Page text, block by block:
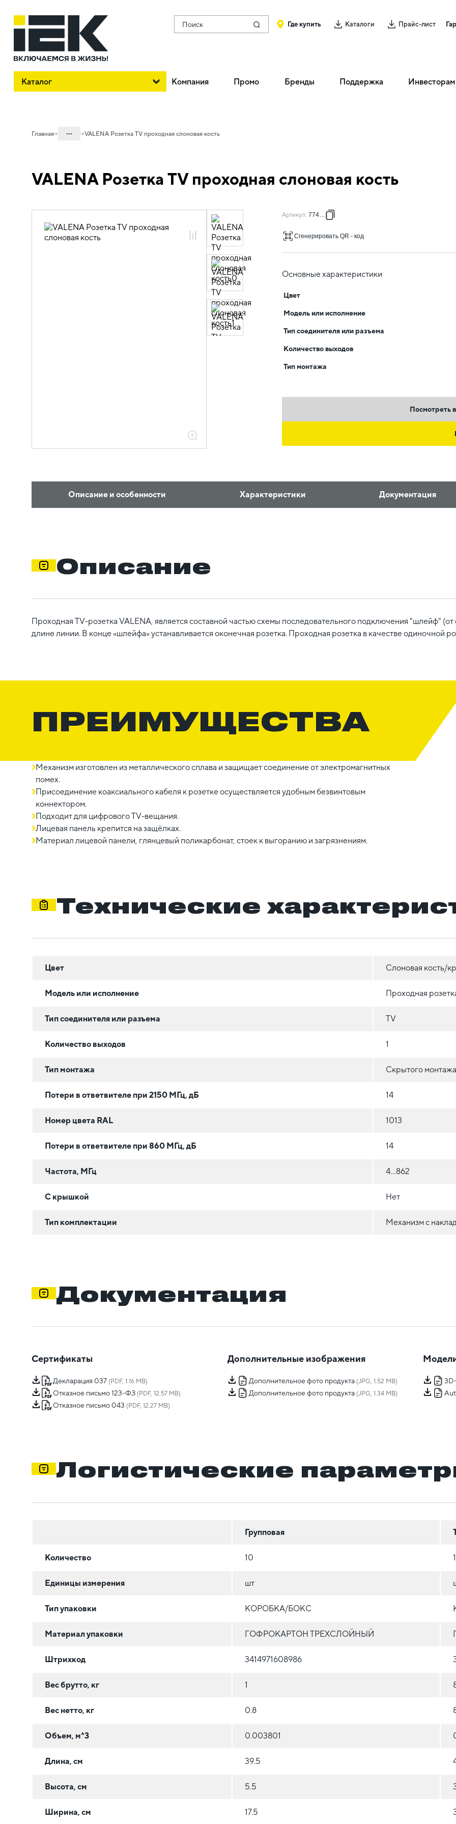
Поиск Где купить Каталоги Прайс-лист
Каталог Компания Промо Бренды Поддержка Инвесторам
Главная ...
06. Изделия электроустановочные,
удлинители и силовые разъемы
изделия скрытого монтажа VALENA
06.01.14.02 ЭУИ VALENA: цвет
VALENA Розетка TV проходная слоновая кость
VALENA Розетка TV проходная слоновая кость
Артикул: 774331
Сгенерировать QR - код
Основные характеристики
Цвет
Модель или исполнение
Тип соединителя или разъема
Количество выходов
Тип монтажа
Посмотреть
Описание и особенности Характеристики Документация
Описание
Проходная TV-розетка VALENA, является составной частью схемы последовательного подключения "шлейф"
длине линии. В конце «шлейфа» устанавливается оконечная розетка. Проходная розетка в качестве одиночной
ПРЕИМУЩЕСТВА
Механизм изготовлен из металлического сплава и защищает соединение от электромагнитных
помех.
Присоединение коаксиального кабеля к розетке осуществляется удобным безвинтовым
коннектором.
Подходит для цифрового TV-вещания.
Лицевая панель крепится на защёлках.
Материал лицевой панели, глянцевый поликарбонат, стоек к выгоранию и загрязнениям.
Технические
Цвет Слоновая кость/
Модель или исполнение Проходная
Тип соединителя или разъема TV
Количество выходов 1
Тип монтажа Скрытого
Потери в ответвителе при 2150 МГц, дБ 14
Номер цвета RAL 1013
Потери в ответвителе при 860 МГц, дБ 14
Частота, МГц 4...862
С крышкой Нет
Тип комплектации Механизм с
Документация
Сертификаты
Декларация 037 (PDF, 1.16 MB)
Отказное письмо 123-ФЗ (PDF, 12.57 MB)
Отказное письмо 043 (PDF, 12.27 MB)
Дополнительные изображения
Дополнительное фото продукта(JPG, 1.52 MB)
Дополнительное фото продукта(JPG, 1.34 MB)
Логистические
Групповая
Количество 10
Единицы измерения шт
Тип упаковки КОРОБКА/БОКС
Материал упаковки ГОФРОКАРТОН ТРЕХСЛОЙНЫЙ
Штрихкод 3414971608986
Вес брутто, кг 1
Вес нетто, кг 0.8
Объем, м^3 0.003801
Длина, см 39.5
Высота, см 5.5
Ширина, см 17.5